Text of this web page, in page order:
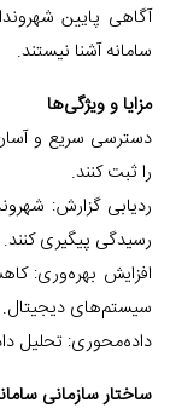
آگاهی پایین
سامانه آشنا نیستند.
مزایا و ویژگی‌ها
دسترسی سریع و
را ثبت کنند.
ردیابی گزارش:
رسیدگی پیگیری کنند.
افزایش بهره‌وری:
سیستم‌های دیجیتال.
داده‌محوری: تحلیل
ساختار سازمانی سامانه